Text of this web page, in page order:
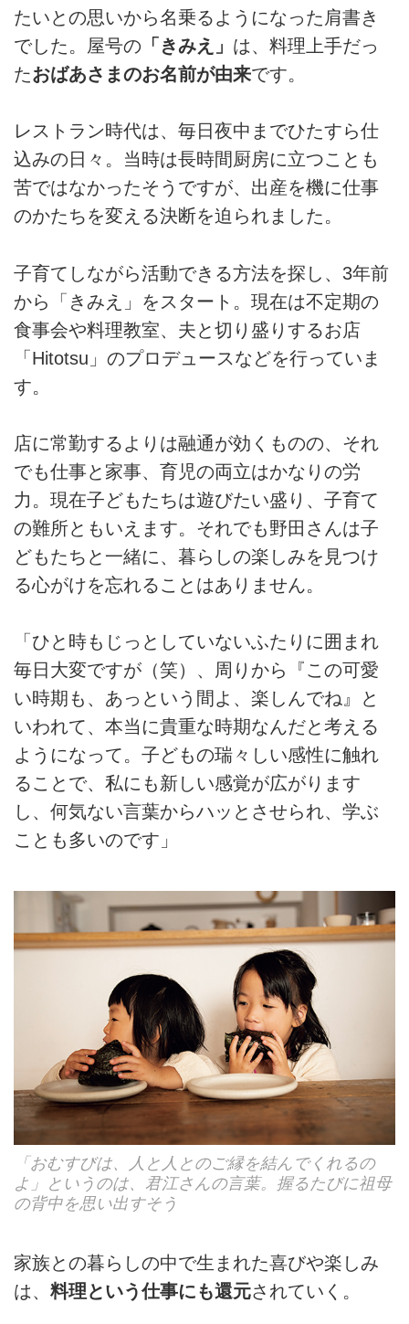
たいとの思いから名乗るようになった肩書き
でした。屋号の 「きみえ」 は、料理上手だっ
たおばあさまのお名前が由来です。
レストラン時代は、毎日夜中までひたすら仕
込みの日々。当時は長時間厨房に立つことも
苦ではなかったそうですが、出産を機に仕事
のかたちを変える決断を迫られました。
子育てしながら活動できる方法を探し、3年前
から「きみえ」をスタート。現在は不定期の
食事会や料理教室、夫と切り盛りするお店
「Hitotsu」のプロデュースなどを行っていま
す。
店に常勤するよりは融通が効くものの、それ
でも仕事と家事、育児の両立はかなりの労
力。現在子どもたちは遊びたい盛り、子育て
の難所ともいえます。それでも野田さんは子
どもたちと一緒に、暮らしの楽しみを見つけ
る心がけを忘れることはありません。
「ひと時もじっとしていないふたりに囲まれ
毎日大変ですが（笑）、周りから『この可愛
い時期も、あっという間よ、楽しんでね』と
いわれて、本当に貴重な時期なんだと考える
ようになって。子どもの瑞々しい感性に触れ
ることで、私にも新しい感覚が広がります
し、何気ない言葉からハッとさせられ、学ぶ
ことも多いのです」
「おむすびは、人と人とのご縁を結んでくれるの
よ」というのは、君江さんの言葉。握るたびに祖母
の背中を思い出すそう
家族との暮らしの中で生まれた喜びや楽しみ
は、 料理という仕事にも還元されていく。